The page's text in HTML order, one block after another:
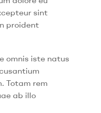
sint
proident
omnis iste natus
Totam rem
ab illo